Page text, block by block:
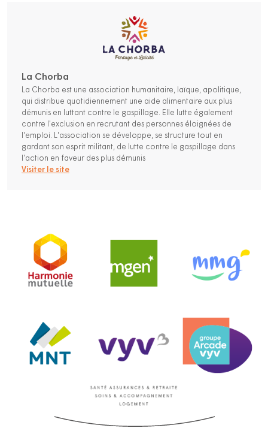
La Chorba
La Chorba est une association humanitaire, laïque, apolitique,
qui distribue quotidiennement une aide alimentaire aux plus
démunis en luttant contre le gaspillage. Elle lutte également
contre l'exclusion en recrutant des personnes éloignées de
l'emploi. L'association se développe, se structure tout en
gardant son esprit militant, de lutte contre le gaspillage dans
l'action en faveur des plus démunis
Visiter le site